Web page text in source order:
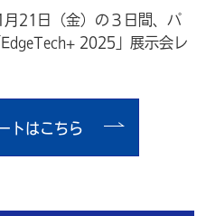
21日（金）の３日間、パ
2025」展示会レ
トはこちら